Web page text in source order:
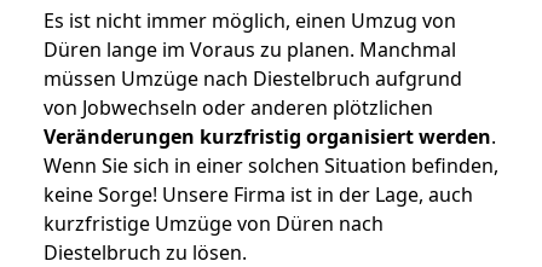
Es ist nicht immer möglich, einen Umzug von
Düren lange im Voraus zu planen. Manchmal
müssen Umzüge nach Diestelbruch aufgrund
von Jobwechseln oder anderen plötzlichen
Veränderungen kurzfristig organisiert werden.
Wenn Sie sich in einer solchen Situation befinden,
keine Sorge! Unsere Firma ist in der Lage, auch
kurzfristige Umzüge von Düren nach
Diestelbruch zu lösen.